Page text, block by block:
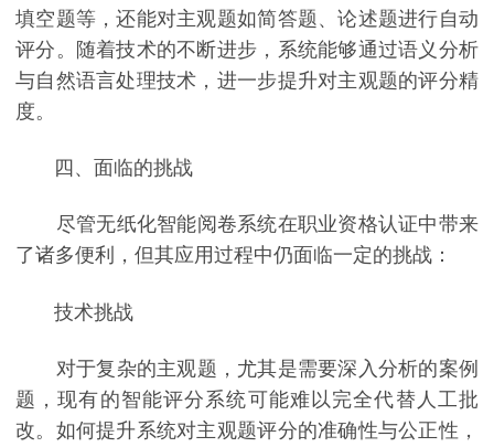
填空题等，还能对主观题如简答题、论述题进行自动
评分。随着技术的不断进步，系统能够通过语义分析
与自然语言处理技术，进一步提升对主观题的评分精
度。
四、面临的挑战
尽管无纸化智能阅卷系统在职业资格认证中带来
了诸多便利，但其应用过程中仍面临一定的挑战：
技术挑战
对于复杂的主观题，尤其是需要深入分析的案例
题，现有的智能评分系统可能难以完全代替人工批
改。如何提升系统对主观题评分的准确性与公正性，